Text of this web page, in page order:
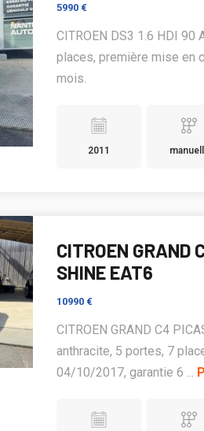
5990 €
CITROEN DS3 1.6 HDI 90
places, première mise en
mois.
2011
CITROEN GRAND
SHINE EAT6
10990 €
CITROEN GRAND C4
anthracite, 5 portes, 7
04/10/2017, garantie 6 ...